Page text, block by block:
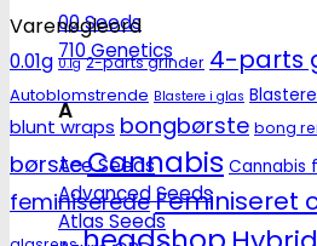
00 Seeds
710 Genetics
A
Ace Seeds
Advanced Seeds
Atlas Seeds
Varenøgleord
0.01g 0.1g 2-parts grinder 4-parts
Autoblomstrende Blastere i glas
blunt wraps bongbørste bong
børsteCannabis Cannabis
feminiseredeFeminiseret